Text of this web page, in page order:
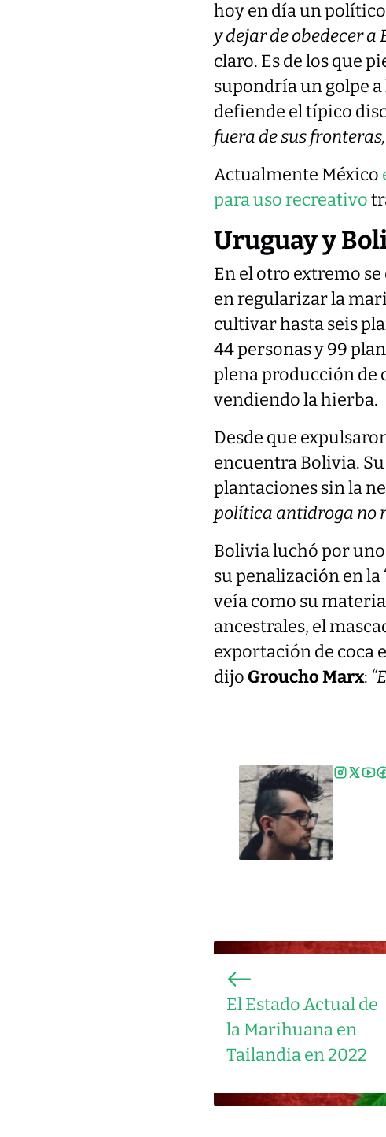
hoy en día un
y dejar de obedecer a
claro. Es de los que
supondría un golpe
defiende el típico
fuera de sus
Actualmente México
para uso recreativo
Uruguay y
En el otro extremo
en regularizar la
cultivar hasta seis
44 personas y 99
plena producción de
vendiendo la hierba.
Desde que
encuentra Bolivia.
plantaciones sin la
política antidroga no
Bolivia luchó por
su penalización en la
veía como su
ancestrales, el
exportación de coca
dijo Groucho Marx:
El Estado Actual de
la Marihuana en
Tailandia en 2022